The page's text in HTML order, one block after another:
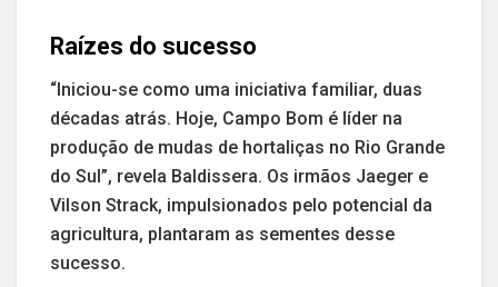
Raízes do sucesso
“Iniciou-se como uma iniciativa familiar, duas
décadas atrás. Hoje, Campo Bom é líder na
produção de mudas de hortaliças no Rio Grande
do Sul”, revela Baldissera. Os irmãos Jaeger e
Vilson Strack, impulsionados pelo potencial da
agricultura, plantaram as sementes desse
sucesso.